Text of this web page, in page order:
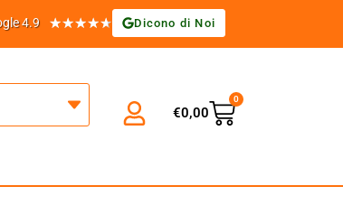
4.9 ★★★★★ Dicono di Noi
€0,00
0